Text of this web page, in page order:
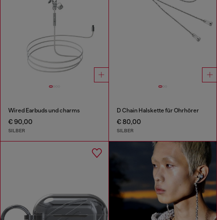
Wired Earbuds und charms
€ 90,00
SILBER
D Chain Halskette für Ohrhörer
€ 80,00
SILBER